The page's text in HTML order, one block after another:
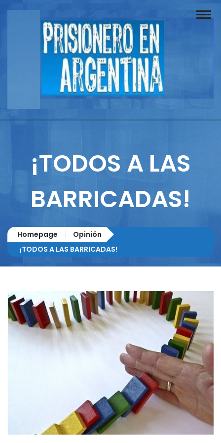
Buscador
Documentos
Reportajes
Columnistas
¡TODOS A LAS
BARRICADAS!
Homepage
Opinión
¡TODOS A LAS BARRICADAS!